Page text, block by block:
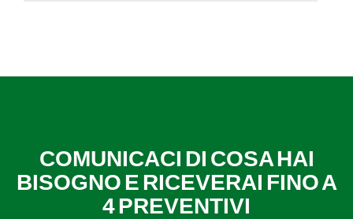
COMUNICACI DI COSA HAI
BISOGNO E RICEVERAI FINO A
4 PREVENTIVI